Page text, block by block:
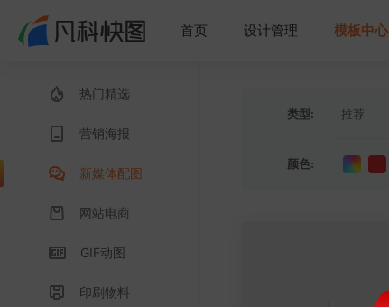
首页 设计管理 模板中心
热门精选
营销海报
新媒体配图
网站电商
GIF动图
印刷物料
类型: 推荐
视频封面
颜色: